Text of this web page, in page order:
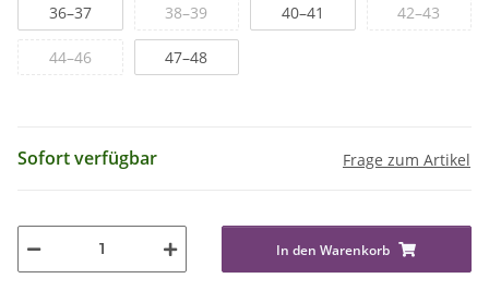
36–37 38–39 40–41 42–43
44–46 47–48
Sofort verfügbar Frage zum Artikel
In den Warenkorb